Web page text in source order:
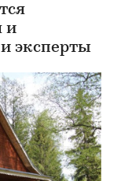
и
эксперты